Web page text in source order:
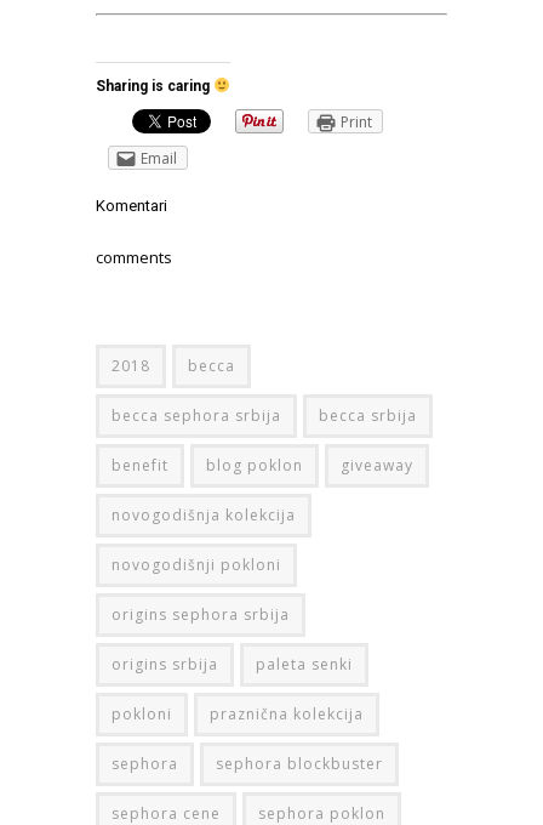
Sharing is caring
Print
Email
Komentari
comments
2018 becca
becca sephora srbija becca srbija
benefit blog poklon giveaway
novogodišnja kolekcija
novogodišnji pokloni
origins sephora srbija
origins srbija paleta senki
pokloni praznična kolekcija
sephora sephora blockbuster
sephora cene sephora poklon